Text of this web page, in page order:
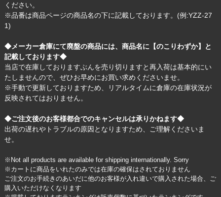
ください。
※品番は商品ページの商品名の下に記載しております。(例:YZZ-27
1)
◆メーカー倉庫にて廃盤の商品には、商品名に【のこりわずか】と
記載しております◆
当店で在庫しておりますぶんを売り切りますと再入荷は基本的にい
たしませんので、ぜひお早めにお買い求めくださいませ。
※手動で更新しておりますため、リアルタイムに倉庫の在庫状況が
反映されてはおりません。
◆ご注文後のお客様都合でのキャンセルは承りかねます◆
出荷の遅れやトラブルの原因となりますため、ご理解くださいま
せ。
※Not all products are available for shipping internationally. Sorry
※カートに商品をいれたのみでは在庫の確保はされておりません
ご注文のお手続きのあいだに他のお客様が入れ違いで購入された場合、ご
購入いただけなくなります